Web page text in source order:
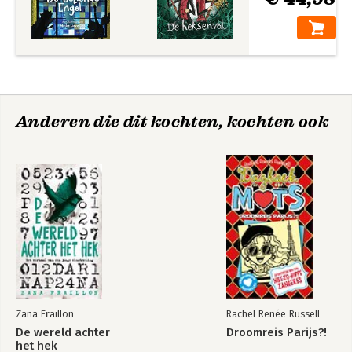
Anderen die dit kochten, kochten ook
Zana Fraillon
De wereld achter
het hek
Rachel Renée Russell
Droomreis Parijs?!